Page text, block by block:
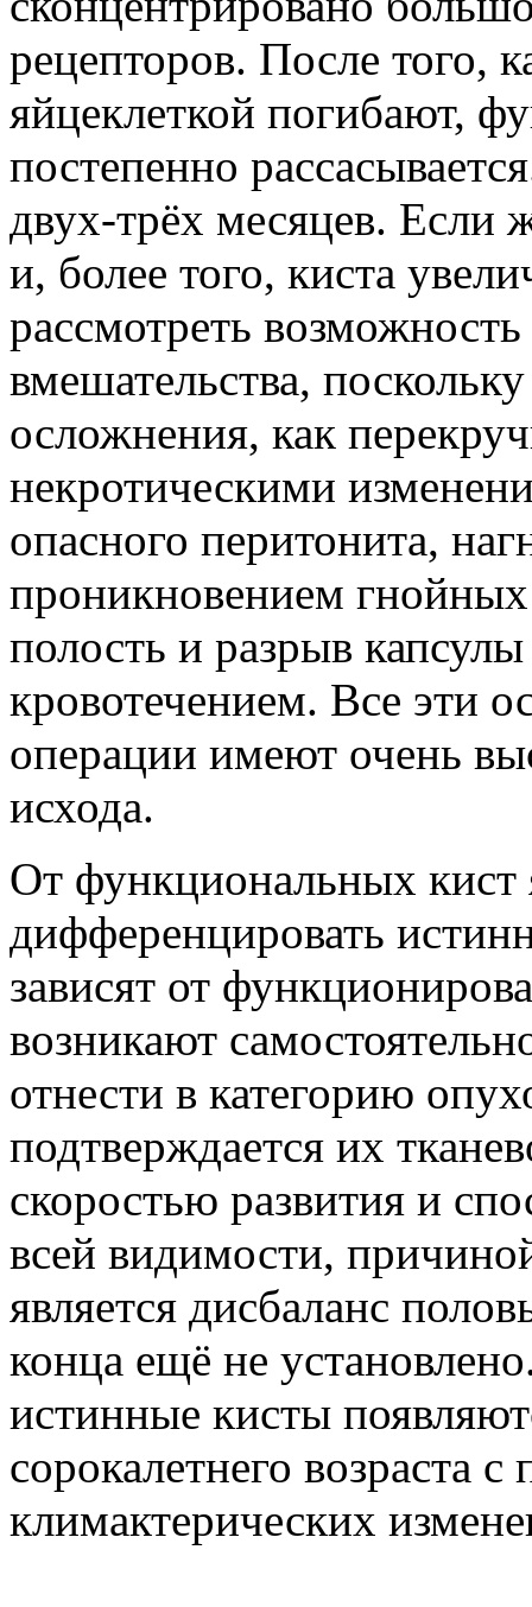
рецепторов. После того,
яйцеклеткой погибают,
постепенно
двух-трёх месяцев. Если
и, более того, киста
рассмотреть
вмешательства,
осложнения, как
некротическими
опасного перитонита,
проникновением
полость и разрыв
кровотечением. Все эти
операции имеют очень
исхода.
От функциональных кист
дифференцировать
зависят от
возникают
отнести в категорию
подтверждается их
скоростью развития и
всей видимости,
является дисбаланс
конца ещё не
истинные кисты
сорокалетнего возраста
климактерических